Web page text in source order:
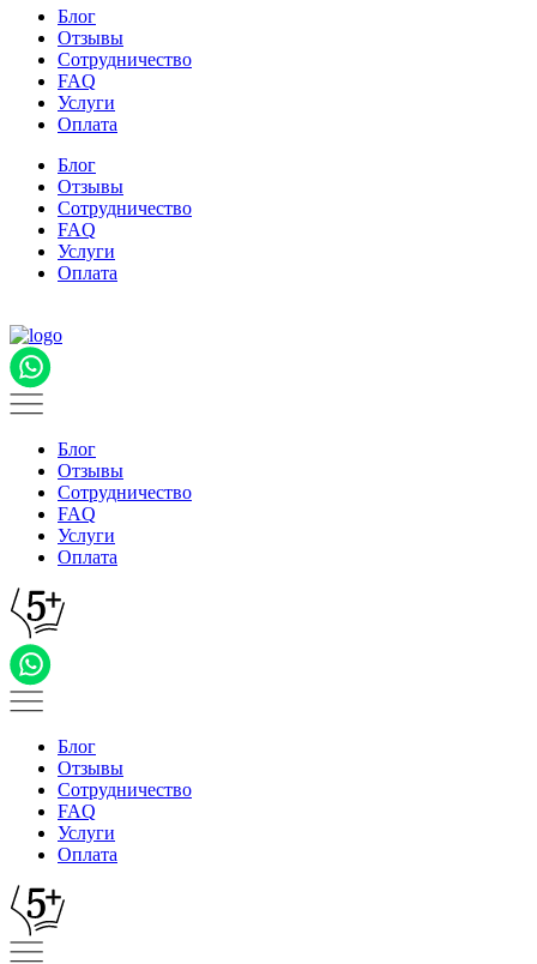
Блог
Отзывы
Сотрудничество
FAQ
Услуги
Оплата
Блог
Отзывы
Сотрудничество
FAQ
Услуги
Оплата
Блог
Отзывы
Сотрудничество
FAQ
Услуги
Оплата
Блог
Отзывы
Сотрудничество
FAQ
Услуги
Оплата